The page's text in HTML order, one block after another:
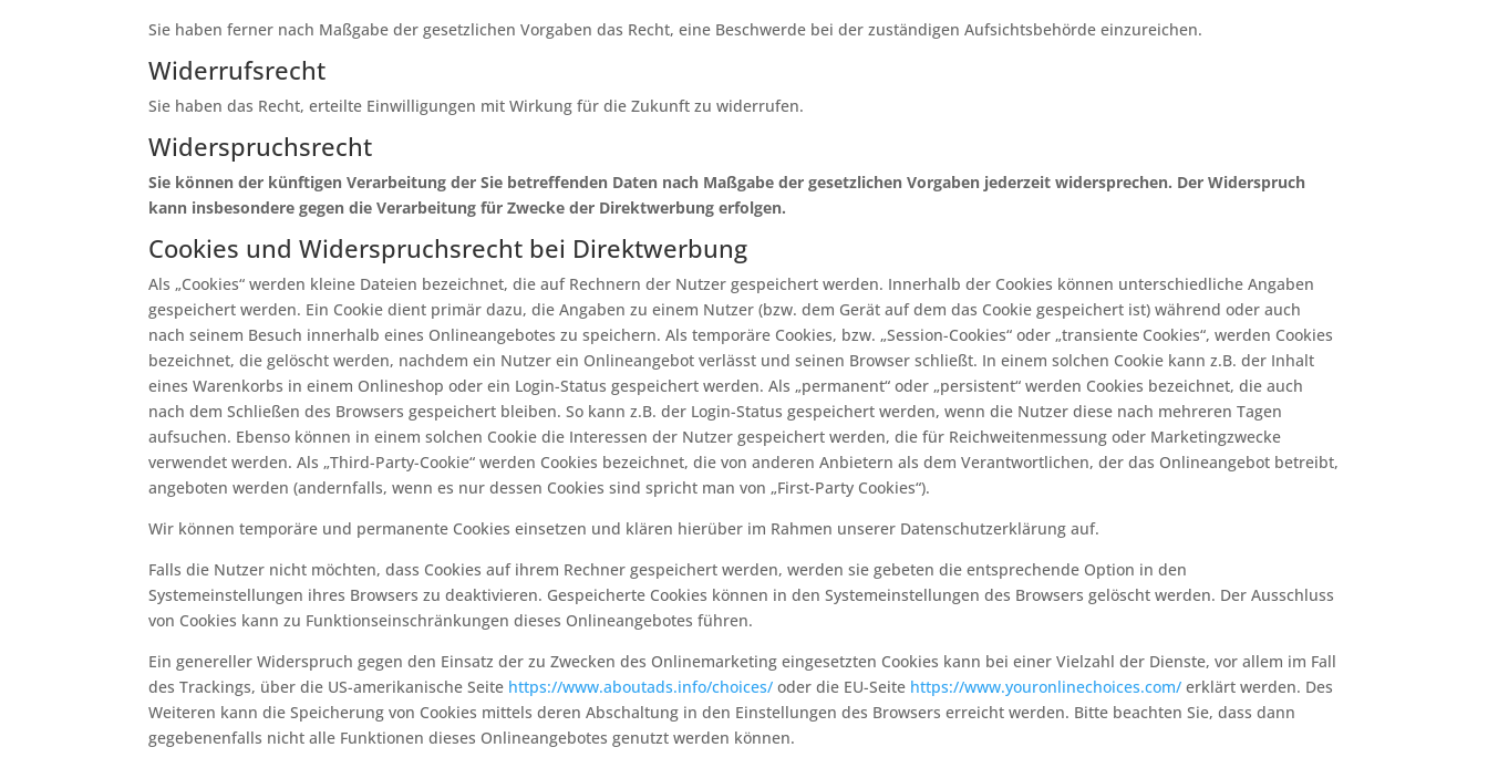
Sie haben ferner nach Maßgabe der gesetzlichen Vorgaben das Recht, eine Beschwerde bei der zuständigen Aufsichtsbehörde einzureichen.
Widerrufsrecht
Sie haben das Recht, erteilte Einwilligungen mit Wirkung für die Zukunft zu widerrufen.
Widerspruchsrecht
Sie können der künftigen Verarbeitung der Sie betreffenden Daten nach Maßgabe der gesetzlichen Vorgaben jederzeit widersprechen. Der Widerspruch
kann insbesondere gegen die Verarbeitung für Zwecke der Direktwerbung erfolgen.
Cookies und Widerspruchsrecht bei Direktwerbung
Als „Cookies“ werden kleine Dateien bezeichnet, die auf Rechnern der Nutzer gespeichert werden. Innerhalb der Cookies können unterschiedliche Angaben
gespeichert werden. Ein Cookie dient primär dazu, die Angaben zu einem Nutzer (bzw. dem Gerät auf dem das Cookie gespeichert ist) während oder auch
nach seinem Besuch innerhalb eines Onlineangebotes zu speichern. Als temporäre Cookies, bzw. „Session-Cookies“ oder „transiente Cookies“, werden Cookies
bezeichnet, die gelöscht werden, nachdem ein Nutzer ein Onlineangebot verlässt und seinen Browser schließt. In einem solchen Cookie kann z.B. der Inhalt
eines Warenkorbs in einem Onlineshop oder ein Login-Status gespeichert werden. Als „permanent“ oder „persistent“ werden Cookies bezeichnet, die auch
nach dem Schließen des Browsers gespeichert bleiben. So kann z.B. der Login-Status gespeichert werden, wenn die Nutzer diese nach mehreren Tagen
aufsuchen. Ebenso können in einem solchen Cookie die Interessen der Nutzer gespeichert werden, die für Reichweitenmessung oder Marketingzwecke
verwendet werden. Als „Third-Party-Cookie“ werden Cookies bezeichnet, die von anderen Anbietern als dem Verantwortlichen, der das Onlineangebot betreibt,
angeboten werden (andernfalls, wenn es nur dessen Cookies sind spricht man von „First-Party Cookies“).
Wir können temporäre und permanente Cookies einsetzen und klären hierüber im Rahmen unserer Datenschutzerklärung auf.
Falls die Nutzer nicht möchten, dass Cookies auf ihrem Rechner gespeichert werden, werden sie gebeten die entsprechende Option in den
Systemeinstellungen ihres Browsers zu deaktivieren. Gespeicherte Cookies können in den Systemeinstellungen des Browsers gelöscht werden. Der Ausschluss
von Cookies kann zu Funktionseinschränkungen dieses Onlineangebotes führen.
Ein genereller Widerspruch gegen den Einsatz der zu Zwecken des Onlinemarketing eingesetzten Cookies kann bei einer Vielzahl der Dienste, vor allem im Fall
des Trackings, über die US-amerikanische Seite https://www.aboutads.info/choices/ oder die EU-Seite https://www.youronlinechoices.com/ erklärt werden. Des
Weiteren kann die Speicherung von Cookies mittels deren Abschaltung in den Einstellungen des Browsers erreicht werden. Bitte beachten Sie, dass dann
gegebenenfalls nicht alle Funktionen dieses Onlineangebotes genutzt werden können.